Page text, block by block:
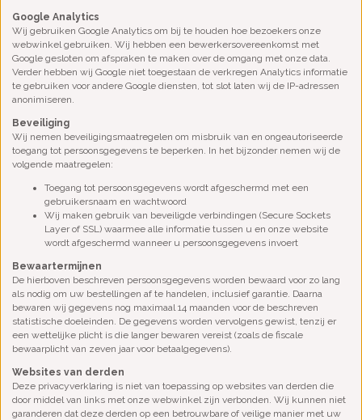
Google Analytics
Wij gebruiken Google Analytics om bij te houden hoe bezoekers onze
webwinkel gebruiken. Wij hebben een bewerkersovereenkomst met
Google gesloten om afspraken te maken over de omgang met onze data.
Verder hebben wij Google niet toegestaan de verkregen Analytics informatie
te gebruiken voor andere Google diensten, tot slot laten wij de IP-adressen
anonimiseren.
Beveiliging
Wij nemen beveiligingsmaatregelen om misbruik van en ongeautoriseerde
toegang tot persoonsgegevens te beperken. In het bijzonder nemen wij de
volgende maatregelen:
Toegang tot persoonsgegevens wordt afgeschermd met een
gebruikersnaam en wachtwoord
Wij maken gebruik van beveiligde verbindingen (Secure Sockets
Layer of SSL) waarmee alle informatie tussen u en onze website
wordt afgeschermd wanneer u persoonsgegevens invoert
Bewaartermijnen
De hierboven beschreven persoonsgegevens worden bewaard voor zo lang
als nodig om uw bestellingen af te handelen, inclusief garantie. Daarna
bewaren wij gegevens nog maximaal 14 maanden voor de beschreven
statistische doeleinden. De gegevens worden vervolgens gewist, tenzij er
een wettelijke plicht is die langer bewaren vereist (zoals de fiscale
bewaarplicht van zeven jaar voor betaalgegevens).
Websites van derden
Deze privacyverklaring is niet van toepassing op websites van derden die
door middel van links met onze webwinkel zijn verbonden. Wij kunnen niet
garanderen dat deze derden op een betrouwbare of veilige manier met uw